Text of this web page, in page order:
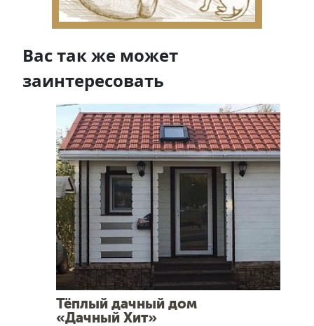
Вас так же может
заинтересовать
Тёплый дачный дом
«Дачный Хит»